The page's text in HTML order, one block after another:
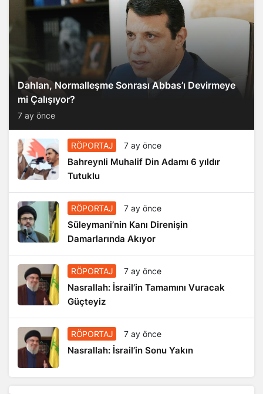
Dahlan, Normalleşme Sonrası Abbas’ı Devirmeye
mi Çalışıyor?
7 ay önce
RÖPORTAJ 7 ay önce
Bahreynli Muhalif Din Adamı 6 yıldır
Tutuklu
RÖPORTAJ 7 ay önce
Süleymani’nin Kanı Direnişin
Damarlarında Akıyor
RÖPORTAJ 7 ay önce
Nasrallah: İsrail’in Tamamını Vuracak
Güçteyiz
RÖPORTAJ 7 ay önce
Nasrallah: İsrail’in Sonu Yakın